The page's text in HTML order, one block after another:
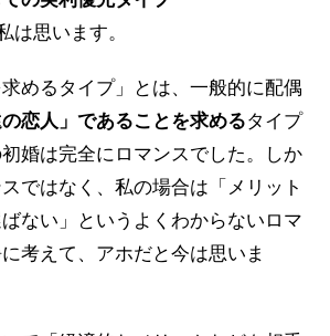
は思います。
めるタイプ」とは、一般的に配偶
の恋人」であることを求めるタイプ
婚は完全にロマンスでした。しか
ではなく、私の場合は「メリット
ない」というよくわからないロマ
考えて、アホだと今は思いま